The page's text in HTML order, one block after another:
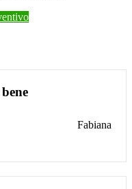
Fabiana